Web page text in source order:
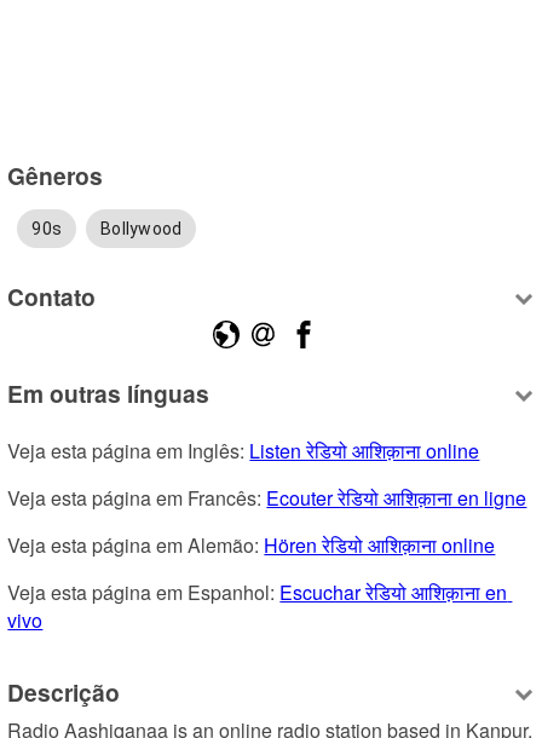
Gêneros
90s Bollywood
Contato
Em outras línguas
Veja esta página em Inglês: Listen रेडियो आशिक़ाना online
Veja esta página em Francês: Ecouter रेडियो आशिक़ाना en ligne
Veja esta página em Alemão: Hören रेडियो आशिक़ाना online
Veja esta página em Espanhol: Escuchar रेडियो आशिक़ाना en
vivo
Descrição
Radio Aashiqanaa is an online radio station based in Kanpur,